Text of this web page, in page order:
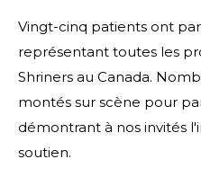
Vingt-cinq patients ont
représentant toutes les
Shriners au Canada.
montés sur scène pour
démontrant à nos invités
soutien.